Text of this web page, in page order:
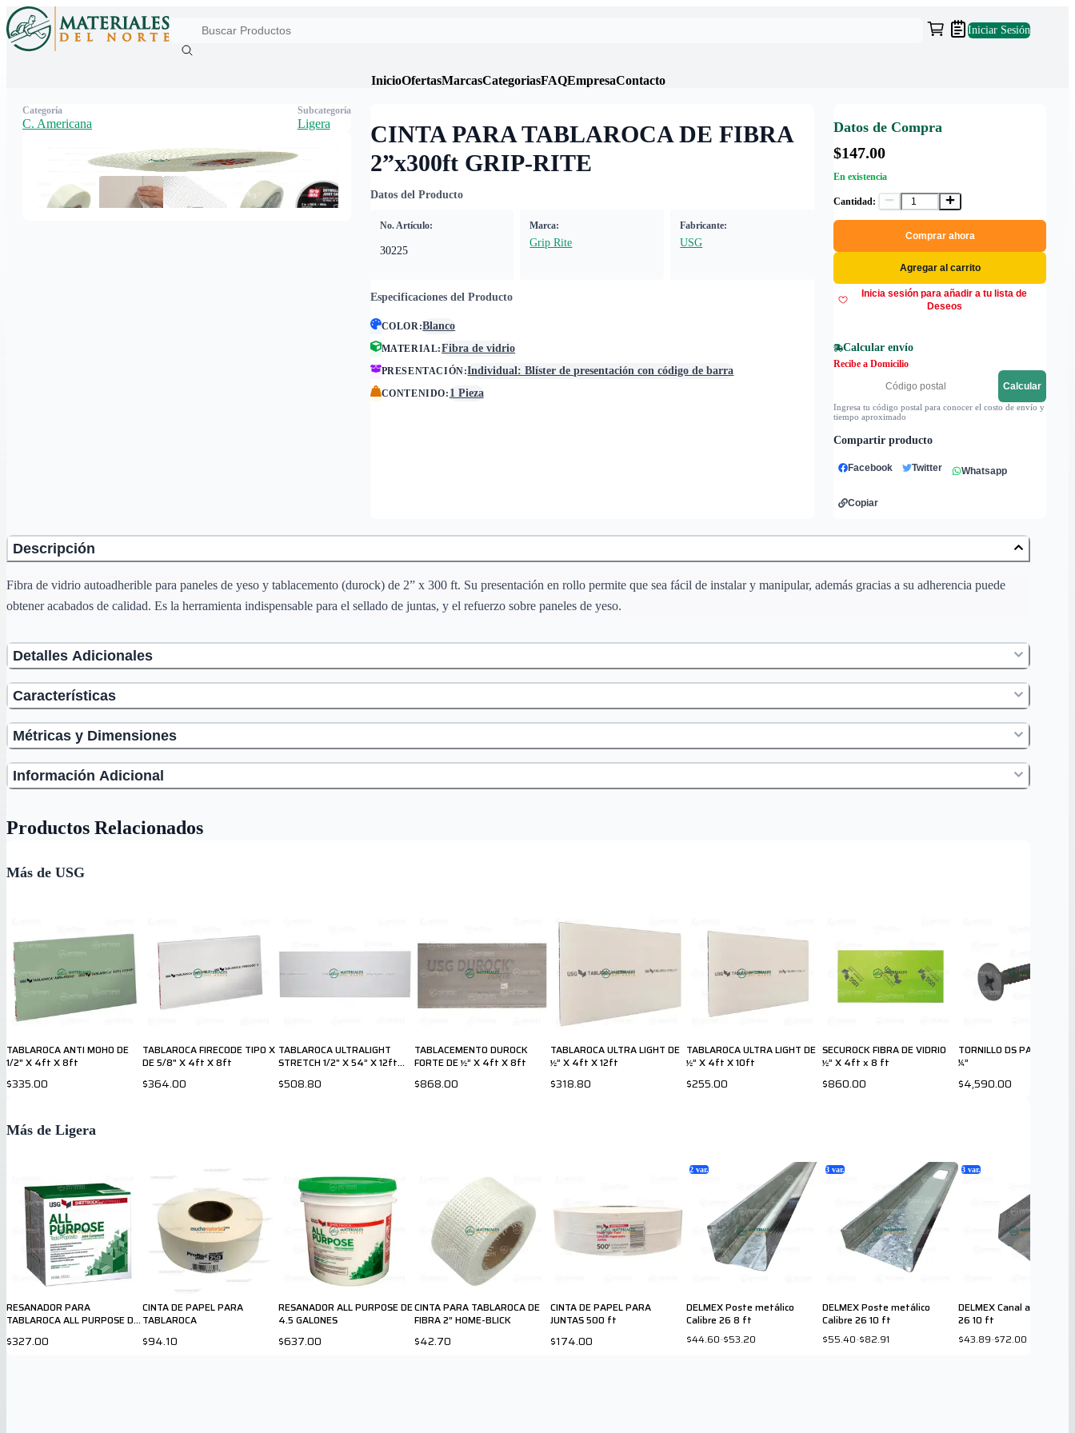
Iniciar Sesión
InicioOfertasMarcasCategoriasFAQEmpresaContacto
CINTA PARA TABLAROCA DE FIBRA
2”x300ft GRIP-RITE
Datos del Producto
No. Artículo:
30225
Marca:
Grip Rite
Fabricante:
USG
Especificaciones del Producto
COLOR:Blanco
MATERIAL:Fibra de vidrio
PRESENTACIÓN:Individual: Blíster de presentación con código de barra
CONTENIDO: 1 Pieza
Datos de Compra
$147.00
En existencia
Cantidad:
Comprar ahora
Agregar al carrito
Inicia sesión para añadir a tu lista de
Deseos
Calcular envío
Recibe a Domicilio
Calcular
Ingresa tu código postal para conocer el costo de envío y
tiempo aproximado
Compartir producto
Facebook Twitter Whatsapp
Copiar
Categoría
C. Americana
Subcategoría
Ligera
Descripción
Fibra de vidrio autoadherible para paneles de yeso y tablacemento (durock) de 2” x 300 ft. Su presentación en rollo permite que sea fácil de instalar y manipular, además gracias a su adherencia puede
obtener acabados de calidad. Es la herramienta indispensable para el sellado de juntas, y el refuerzo sobre paneles de yeso.
Detalles Adicionales
Características
Métricas y Dimensiones
Información Adicional
Productos Relacionados
Más de USG
TABLAROCA ANTI MOHO DE
1/2" X 4ft X 8ft
$335.00
TABLAROCA FIRECODE TIPO X
DE 5/8" X 4ft X 8ft
$364.00
TABLAROCA ULTRALIGHT
STRETCH 1/2" X 54” X 12ft
$508.80
TABLACEMENTO DUROCK
FORTE DE ½” X 4ft X 8ft
$868.00
TABLAROCA ULTRA LIGHT DE
½” X 4ft X 12ft
$318.80
TABLAROCA ULTRA LIGHT DE
½” X 4ft X 10ft
$255.00
SECUROCK FIBRA DE VIDRIO
½” X 4ft x 8 ft
$860.00
TORNILLO DS PARA
¼”
$4,590.00
Más de Ligera
RESANADOR PARA
TABLAROCA ALL PURPOSE DE
$327.00
CINTA DE PAPEL PARA
TABLAROCA
$94.10
RESANADOR ALL PURPOSE DE
4.5 GALONES
$637.00
CINTA PARA TABLAROCA DE
FIBRA 2” HOME-BLICK
$42.70
CINTA DE PAPEL PARA
JUNTAS 500 ft
$174.00
2 var.
DELMEX Poste metálico
Calibre 26 8 ft
$44.60-$53.20
3 var.
DELMEX Poste metálico
Calibre 26 10 ft
$55.40-$82.91
3 var.
DELMEX Canal amarre
26 10 ft
$43.89-$72.00